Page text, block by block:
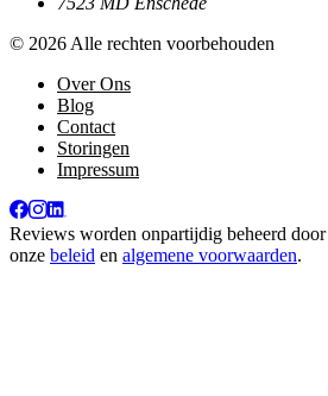
© 2026 Alle rechten voorbehouden
Over Ons
Blog
Contact
Storingen
Impressum
Reviews worden onpartijdig beheerd door
onze beleid en algemene voorwaarden.